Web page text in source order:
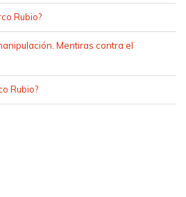
Rubio?
Mentiras contra el
Rubio?